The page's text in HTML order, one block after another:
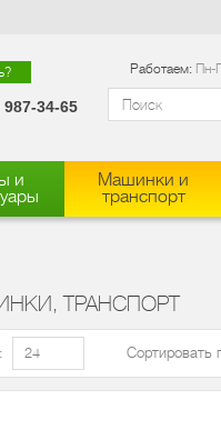
987-34-65
Работаем: Пн-
и
Машинки и
транспорт
ТРАНСПОРТ
Сортировать